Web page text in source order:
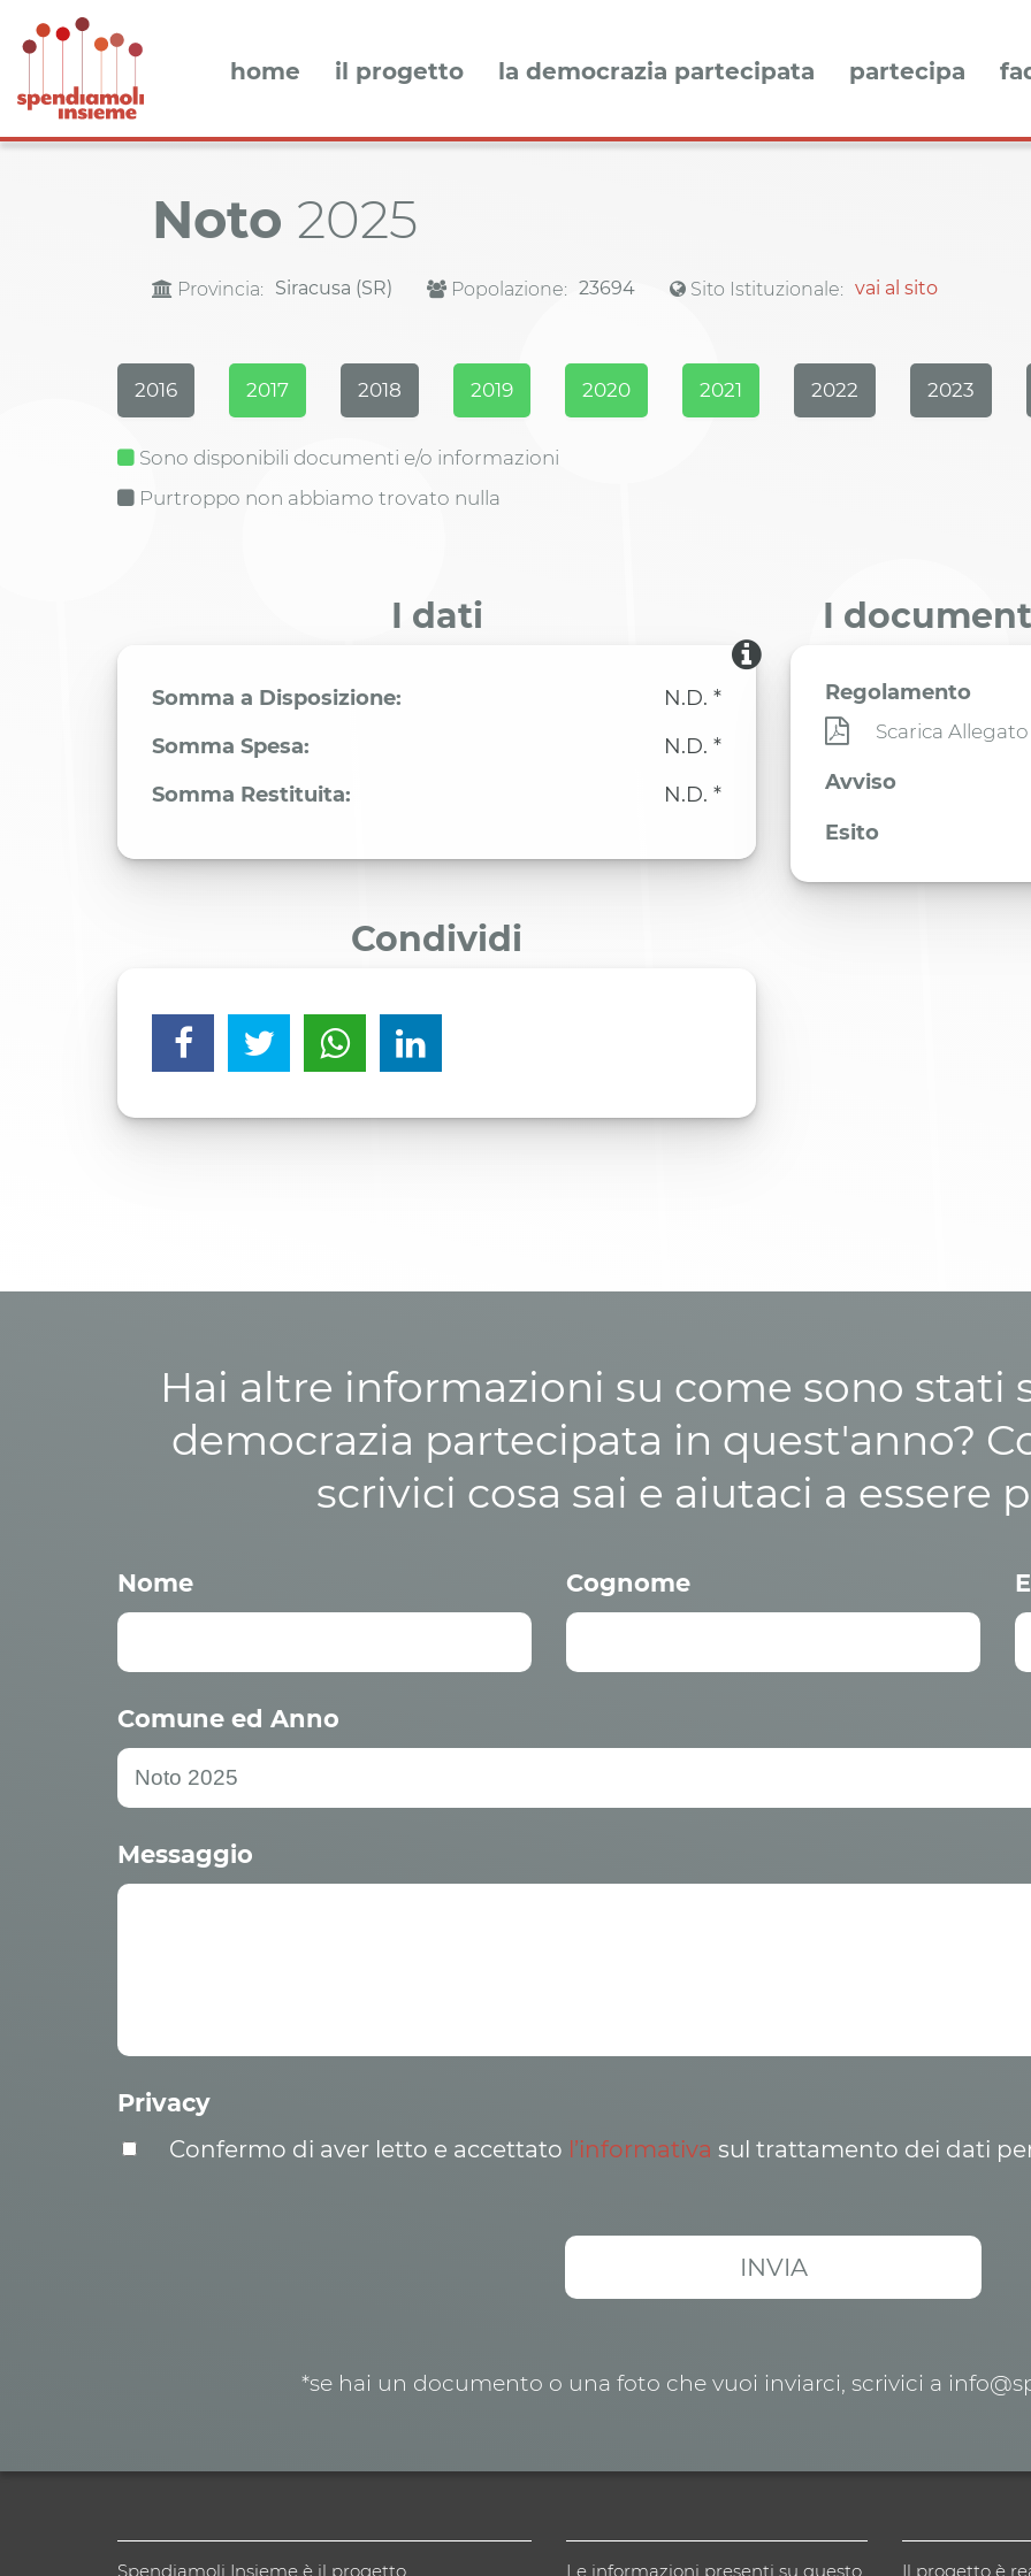
home il progetto la democrazia partecipata partecipa
Noto 2025
Provincia: Siracusa (SR) Popolazione: 23694 Sito Istituzionale: vai al sito
2016 2017 2018 2019 2020 2021 2022 2023
Sono disponibili documenti e/o informazioni
Purtroppo non abbiamo trovato nulla
I dati
Somma a Disposizione:
N.D. *
Somma Spesa:
N.D. *
Somma Restituita:
N.D. *
I
Regolamento
Scarica Allegato
Avviso
Esito
Condividi
Hai altre informazioni su come sono stati
democrazia partecipata in quest'anno?
scrivici cosa sai e aiutaci a essere
Nome Cognome
Comune ed Anno
Messaggio
Privacy
Confermo di aver letto e accettato l’informativa sul trattamento dei dati
*se hai un documento o una foto che vuoi inviarci, scrivici a
Spendiamoli Insieme è il progetto Le informazioni presenti su questo Il progetto è